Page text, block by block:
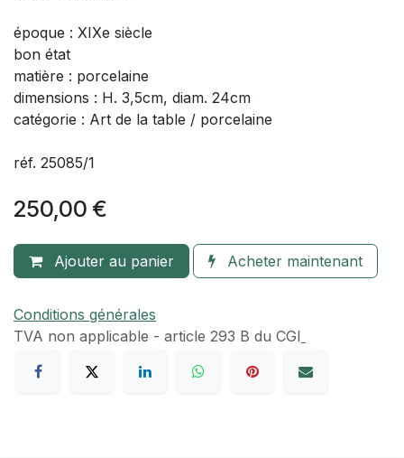
époque : XIXe siècle
bon état
matière : porcelaine
dimensions : H. 3,5cm, diam. 24cm
catégorie : Art de la table / porcelaine
réf. 25085/1
250,00 €
Ajouter au panier Acheter maintenant
Conditions générales
TVA​ non applicable - article 293 B du CGI